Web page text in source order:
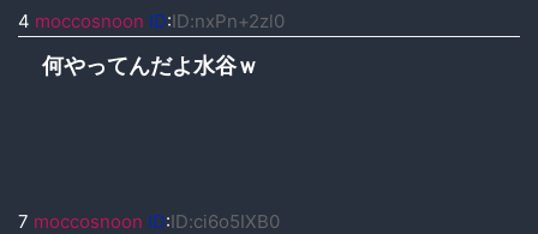
4 moccosnoon ID:ID:nxPn+2zl0
何やってんだよ水谷ｗ
7 moccosnoon ID:ID:ci6o5IXB0